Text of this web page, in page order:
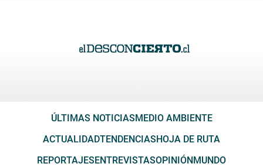
ÚLTIMAS NOTICIAS MEDIO AMBIENTE
ACTUALIDADTENDENCIAS HOJA DE RUTA
REPORTAJES ENTREVISTASOPINIÓN MUNDO